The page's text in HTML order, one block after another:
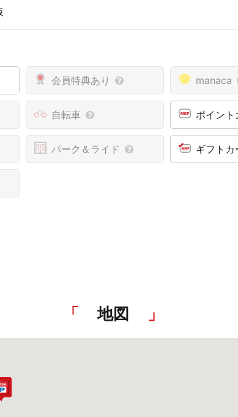
会員特典あり manaca
自転車 ポイン
パーク＆ライド ギフト
地図